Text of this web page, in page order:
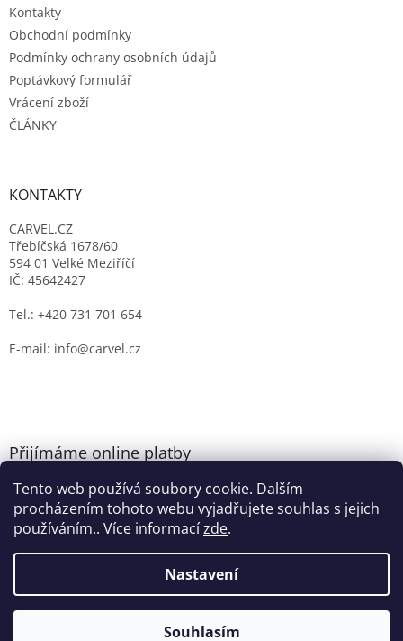
Tento web používá soubory cookie. Dalším
procházením tohoto webu vyjadřujete souhlas s jejich
používáním.. Více informacízde.
Nastavení
Souhlasím
Kontakty
Obchodní podmínky
Podmínky ochrany osobních údajů
Poptávkový formulář
Vrácení zboží
ČLÁNKY
KONTAKTY
CARVEL.CZ
Třebíčská 1678/60
594 01 Velké Meziříčí
IČ: 45642427
Tel.: +420 731 701 654
E-mail: info@carvel.cz
Přijímáme online platby
Vytvořil Shoptet
CARVEL.CZ. Všechna práva vyhrazena.